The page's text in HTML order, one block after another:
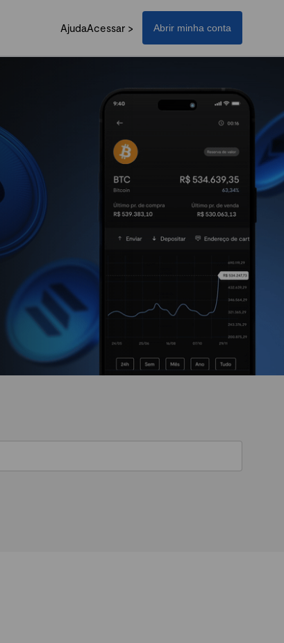
AjudaAcessar > Abrir minha conta